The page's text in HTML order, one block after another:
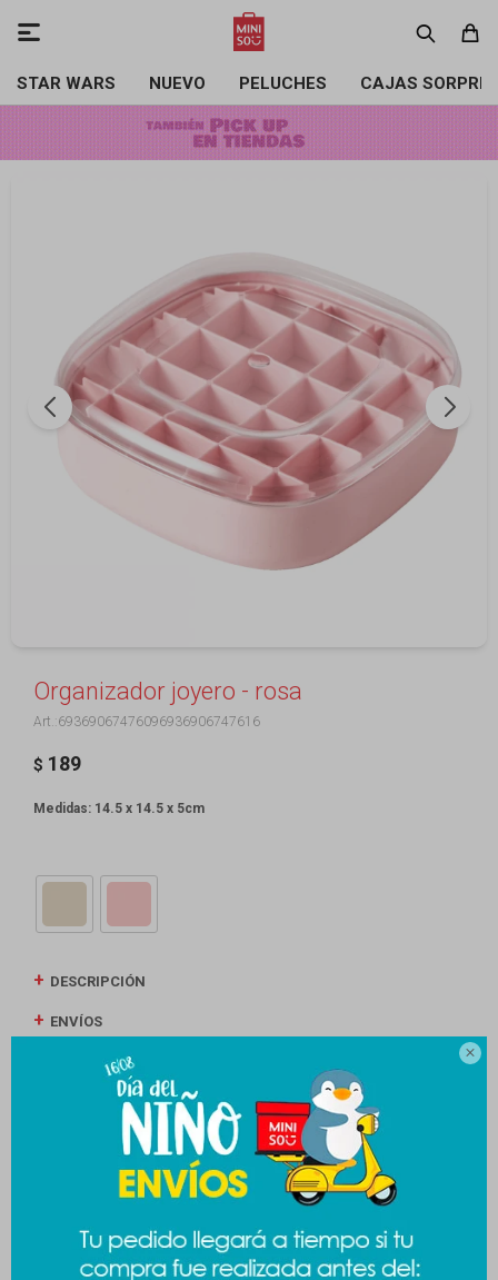

STAR WARS NUEVO PELUCHES CAJAS

Organizador joyero - rosa
69369067476096936906747616
$ 189
Medidas: 14.5 x 14.5 x 5cm
DESCRIPCIÓN
ENVÍOS
CAMBIOS Y DEVOLUCIONES
MEDIOS DE PAGO
Productos que te pueden interesar